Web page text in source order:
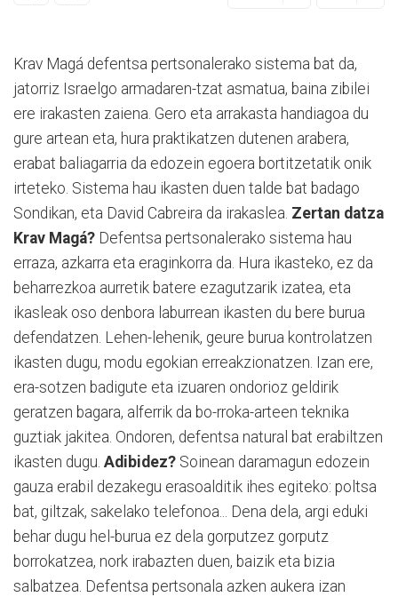
Krav Magá defentsa pertsonalerako sistema bat da,
jatorriz Israelgo armadaren-tzat asmatua, baina zibilei
ere irakasten zaiena. Gero eta arrakasta handiagoa du
gure artean eta, hura praktikatzen dutenen arabera,
erabat baliagarria da edozein egoera bortitzetatik onik
irteteko. Sistema hau ikasten duen talde bat badago
Sondikan, eta David Cabreira da irakaslea. Zertan datza
Krav Magá? Defentsa pertsonalerako sistema hau
erraza, azkarra eta eraginkorra da. Hura ikasteko, ez da
beharrezkoa aurretik batere ezagutzarik izatea, eta
ikasleak oso denbora laburrean ikasten du bere burua
defendatzen. Lehen-lehenik, geure burua kontrolatzen
ikasten dugu, modu egokian erreakzionatzen. Izan ere,
era-sotzen badigute eta izuaren ondorioz geldirik
geratzen bagara, alferrik da bo-rroka-arteen teknika
guztiak jakitea. Ondoren, defentsa natural bat erabiltzen
ikasten dugu. Adibidez? Soinean daramagun edozein
gauza erabil dezakegu erasoalditik ihes egiteko: poltsa
bat, giltzak, sakelako telefonoa... Dena dela, argi eduki
behar dugu hel-burua ez dela gorputzez gorputz
borrokatzea, nork irabazten duen, baizik eta bizia
salbatzea. Defentsa pertsonala azken aukera izan